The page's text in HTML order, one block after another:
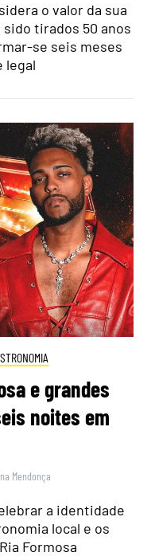
o valor da sua
tirados 50 anos
se seis meses
legal
e grandes
noites em
Mendonça
a identidade
local e os
Formosa